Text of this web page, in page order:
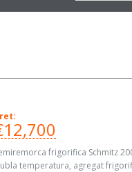
frigorifica Schmitz
temperatura, agregat